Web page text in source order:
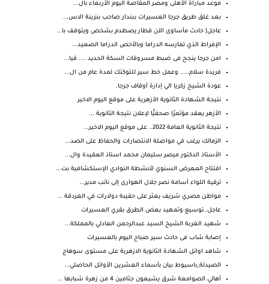
موعد مباراة الأهلى ومصر المقاصة اليوم الأربعاء بال...
بعد غلق طريق جرجا العسيرات ببندار صاحب بنزينة الاس...
عاجل| حادث مأساوى الآن قطار يصطدم بشخص ويتوقف با...
الإفراط الذي تمارسه الدراما وبالأخص الدراما الصعيد...
امن جرجا ينجح فى ضبط مسروقات السكة الحديد .... قيا...
فريدة سلام..... وعمل خط سير للتوكتك لمدة عام من ال...
عودة الشيخ زكريا الي إدارة أوقاف جرجا.
نتيجة الشهادة الثانوية الأزهرية على موقع اليوم الاخير
الأزهر يعقد مؤتمرًا صحفيًّا لإعلان نتيجة الثانوية ...
نتيجة الثانوية العامة 2022.. على موقع اليوم الاخير...
الزمالك يرغب في مواصلة الانتصارات والحفاظ على الصد...
الأستاذ الدكتور ميصر سليمان محمد استاذ العقيدة وال...
افتتاح المعرض السنوي لأنشطة النوادي الإستكشافية بت...
ترقية اللواء أسامة نصر جلال الهوارى إلى نائب مدير...
مواطن مصري شريف يعثر على حقيبة دولارات في الغردقة ...
عاجل..توسيع وتمهيد بعض الطرق بقري العسيرات
شهيد الغربة الشيخ السيد عبدالرحمن العادلي بالمملكة...
إصابة شاب فى حادث سير صباح اليوم بالعسيرات
شاهد اوائل الشهادة الثانوية الازهرية على مستوى سوهاج
الصيدلة_باسيوط بيان بأسماء العشرين الأوائل الحاصلي...
أهالي الصوامعة شرق يشيعون جثامين 4 من زهرة شبابها ...